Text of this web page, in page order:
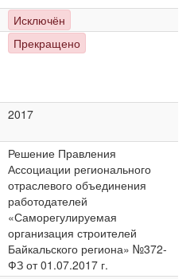
Исключён
Прекращено
2017
Решение Правления
Ассоциации регионального
отраслевого объединения
работодателей
«Саморегулируемая
организация строителей
Байкальского региона» №372-
ФЗ от 01.07.2017 г.